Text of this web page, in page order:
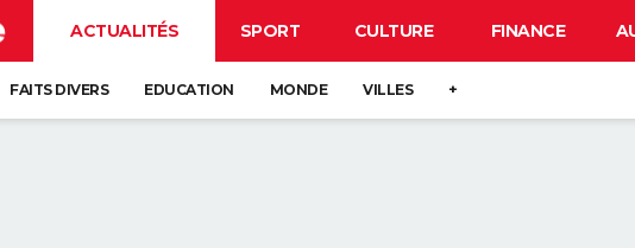
ACTUALITÉS SPORT CULTURE FINANCE
FAITS DIVERS EDUCATION MONDE VILLES +